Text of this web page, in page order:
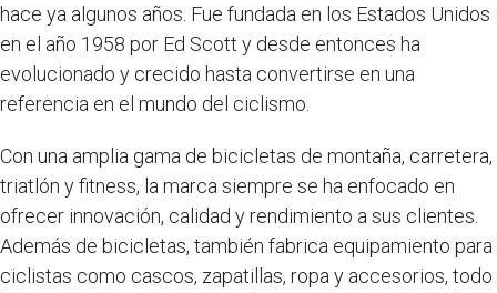
hace ya algunos años. Fue fundada en los Estados Unidos
en el año 1958 por Ed Scott y desde entonces ha
evolucionado y crecido hasta convertirse en una
referencia en el mundo del ciclismo.
Con una amplia gama de bicicletas de montaña, carretera,
triatlón y fitness, la marca siempre se ha enfocado en
ofrecer innovación, calidad y rendimiento a sus clientes.
Además de bicicletas, también fabrica equipamiento para
ciclistas como cascos, zapatillas, ropa y accesorios, todo